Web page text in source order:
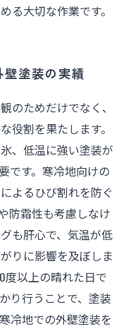
る大切な作業です。
壁塗装の実績
のためだけでなく、
役割を果たします。
、低温に強い塗装が
です。寒冷地向けの
よるひび割れを防ぐ
防霜性も考慮しなけ
も肝心で、気温が低
りに影響を及ぼしま
度以上の晴れた日で
り行うことで、塗装
冷地での外壁塗装を